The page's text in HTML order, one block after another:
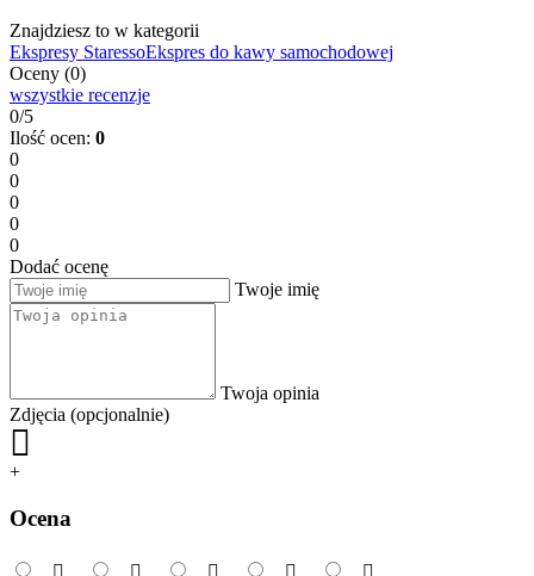
Znajdziesz to w kategorii
Ekspresy StaressoEkspres do kawy samochodowej
Oceny (0)
wszystkie recenzje
0/5
Ilość ocen: 0
0
0
0
0
0
Dodać ocenę
Twoje imię
Twoja opinia
Zdjęcia (opcjonalnie)
+
Ocena